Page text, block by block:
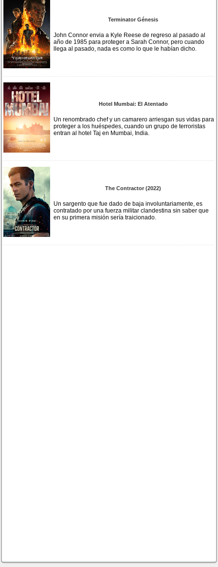
Terminator Génesis
John Connor envia a Kyle Reese de regreso al pasado al
año de 1985 para proteger a Sarah Connor, pero cuando
llega al pasado, nada es como lo que le habían dicho.
Hotel Mumbai: El Atentado
Un renombrado chef y un camarero arriesgan sus vidas para
proteger a los huéspedes, cuando un grupo de terroristas
entran al hotel Taj en Mumbai, India.
The Contractor (2022)
Un sargento que fue dado de baja involuntariamente, es
contratado por una fuerza militar clandestina sin saber que
en su primera misión sería traicionado.